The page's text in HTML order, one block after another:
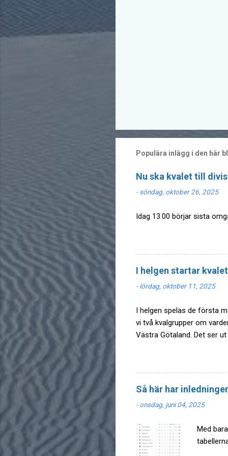
Populära inlägg i den här
Nu ska kvalet till
-söndag, oktober 26, 2025
Idag 13.00 börjar sista
I helgen startar
-lördag, oktober 11, 2025
I helgen spelas de första
vi två kvalgrupper om
Västra Götaland. Det ser
hade det blivit färre
Division 3 Göteborg i sista
Derome DFF från Division
och huvudutmanare får
matcher och...
Så här har
-onsdag, juni 04, 2025
Med